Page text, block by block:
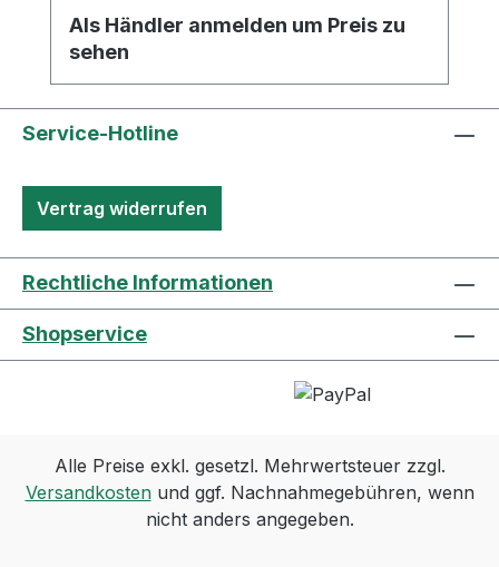
Als Händler anmelden um Preis zu
sehen
Service-Hotline
Vertrag widerrufen
Rechtliche Informationen
Shopservice
Alle Preise exkl. gesetzl. Mehrwertsteuer zzgl.
Versandkostenund ggf. Nachnahmegebühren, wenn
nicht anders angegeben.